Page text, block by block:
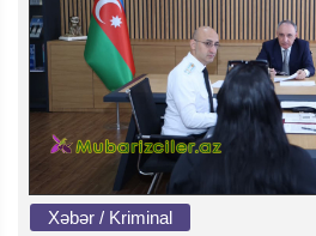
Xəbər / Kriminal